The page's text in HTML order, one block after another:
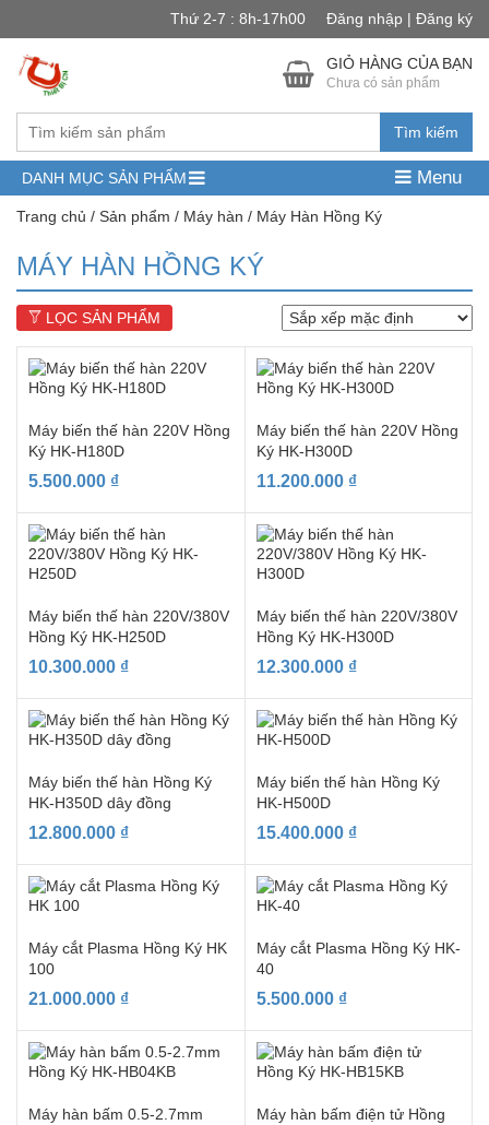
Thứ 2-7 : 8h-17h00 Đăng nhập | Đăng ký
Tìm kiếm
GIỎ HÀNG CỦA BẠN
Chưa có sản phẩm
DANH MỤC SẢN PHẨM Menu
Trang chủ / Sản phẩm / Máy hàn / Máy Hàn Hồng Ký
MÁY HÀN HỒNG KÝ
LỌC SẢN PHẨM
Máy biến thế hàn 220V Hồng
Ký HK-H180D
5.500.000 ₫
Máy biến thế hàn 220V Hồng
Ký HK-H300D
11.200.000 ₫
Máy biến thế hàn 220V/380V
Hồng Ký HK-H250D
10.300.000 ₫
Máy biến thế hàn 220V/380V
Hồng Ký HK-H300D
12.300.000 ₫
Máy biến thế hàn Hồng Ký
HK-H350D dây đồng
12.800.000 ₫
Máy biến thế hàn Hồng Ký
HK-H500D
15.400.000 ₫
Máy cắt Plasma Hồng Ký HK
100
21.000.000 ₫
Máy cắt Plasma Hồng Ký HK-
40
5.500.000 ₫
Máy hàn bấm 0.5-2.7mm
Máy hàn bấm điện tử Hồng